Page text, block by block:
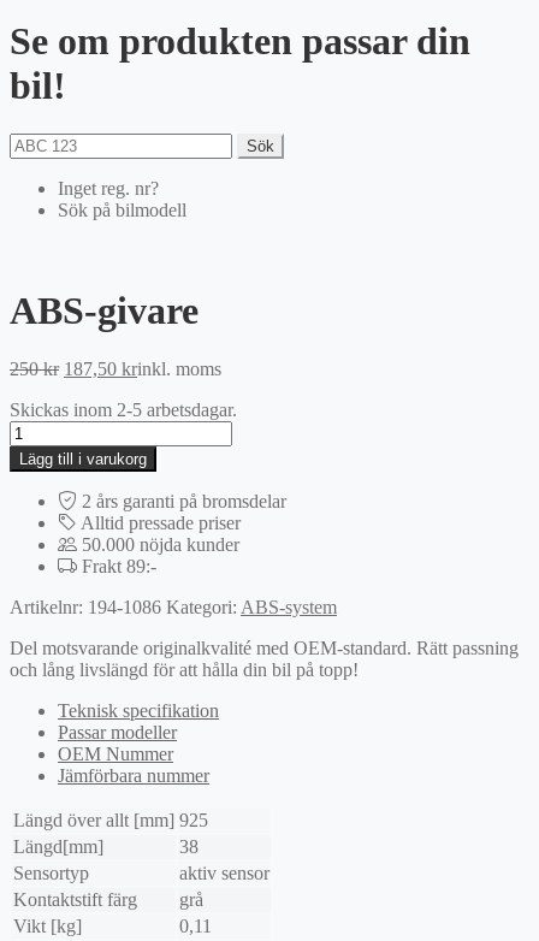
Se om produkten passar din
bil!
Sök
Inget reg. nr?
Sök på bilmodell
ABS-givare
250kr Det
priset
250 kr.
187,50 krDet
priset
187,50 kr.
inkl. moms
Skickas inom 2-5 arbetsdagar.
ABS-
givare
mängd
Lägg till i varukorg
2 års garanti på bromsdelar
Alltid pressade priser
50.000 nöjda kunder
Frakt 89:-
Artikelnr: 194-1086 Kategori: ABS-system
Del motsvarande originalkvalité med OEM-standard. Rätt passning
och lång livslängd för att hålla din bil på topp!
Teknisk specifikation
Passar modeller
OEM Nummer
Jämförbara nummer
Längd över allt [mm] 925
Längd[mm]
38
Sensortyp
aktiv sensor
Kontaktstift färg
grå
Vikt [kg]
0,11